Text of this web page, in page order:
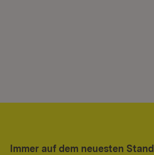
Immer auf dem neuesten Stand